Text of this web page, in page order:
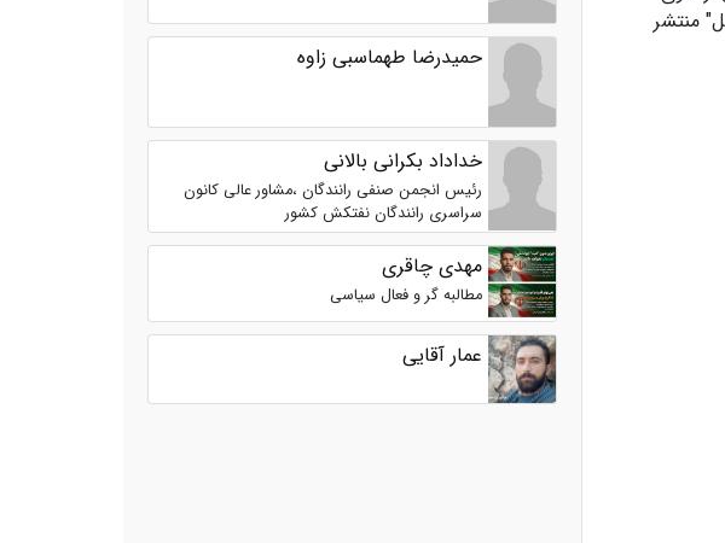
منتشر
حمیدرضا طهماسبی زاوه
خداداد بکرانی بالانی
رئیس انجمن صنفی رانندگان ،مشاور عالی کانون
سراسری رانندگان نفتکش کشور
مهدی چاقری
مطالبه گر و فعال سیاسی
عمار آقایی